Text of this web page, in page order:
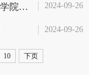
激情挥拍，共享羽球盛宴——光华管理学院2024“光华杯”羽毛球赛圆满举... 2024-09-26
2024-09-26
10 下页